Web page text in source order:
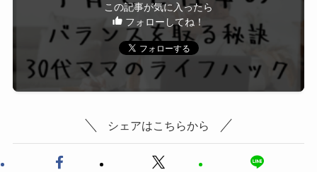
この記事が気に入ったら
フォローしてね！
シェアはこちらから